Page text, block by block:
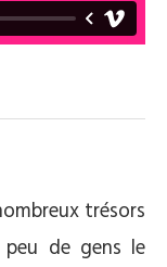
trésors
de gens le